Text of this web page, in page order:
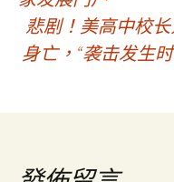
章
導
覽
悲剧！美高中校
身亡，“袭击发生